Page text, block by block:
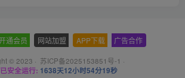
通会员 网站加盟 APP下载 广告合作
© 2023 · 苏ICP备2025153851号-1 ·
安全运行: 1638天12小时54分19秒